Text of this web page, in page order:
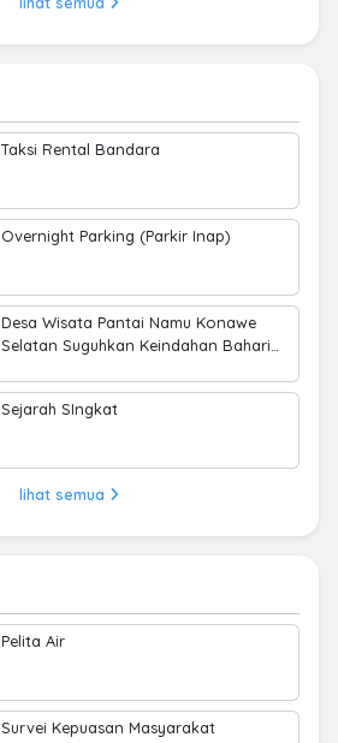
Taksi Rental Bandara
Overnight Parking (Parkir Inap)
Desa Wisata Pantai Namu Konawe
Selatan Suguhkan Keindahan Bahari
Sejarah SIngkat
lihat semua
Pelita Air
Survei Kepuasan Masyarakat